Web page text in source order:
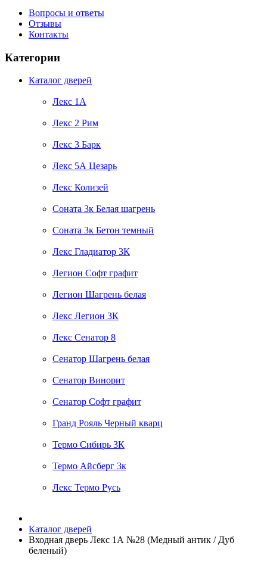
Вопросы и ответы
Отзывы
Контакты
Категории
Каталог дверей
Лекс 1А
Лекс 2 Рим
Лекс 3 Барк
Лекс 5А Цезарь
Лекс Колизей
Соната 3к Белая шагрень
Соната 3к Бетон темный
Лекс Гладиатор 3К
Легион Софт графит
Легион Шагрень белая
Лекс Легион 3К
Лекс Сенатор 8
Сенатор Шагрень белая
Сенатор Винорит
Сенатор Софт графит
Гранд Рояль Черный кварц
Термо Сибирь 3К
Термо Айсберг 3к
Лекс Термо Русь
Каталог дверей
Входная дверь Лекс 1А №28 (Медный антик / Дуб
беленый)